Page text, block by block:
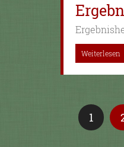
Weiterlesen
1